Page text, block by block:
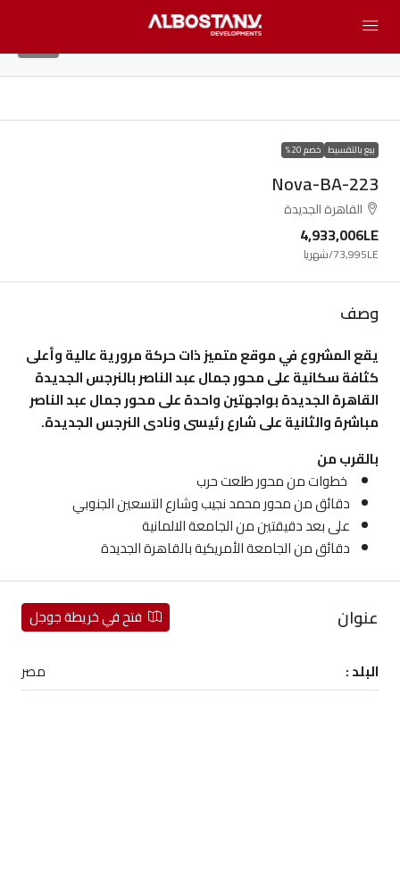
بيع بالتقسيط خصم 20%
Nova-BA-223
القاهرة الجديدة
4,933,006LE
73,995LE/شهريا
وصف
يقع المشروع في موقع متميز ذات حركة مرورية عالية وأعلى
كثافة سكانية على محور جمال عبد الناصر بالنرجس الجديدة
القاهرة الجديدة بواجهتين واحدة على محور جمال عبد الناصر
مباشرة والثانية على شارع رئيسى ونادى النرجس الجديدة.
بالقرب من
خطوات من محور طلعت حرب
دقائق من محور محمد نجيب وشارع التسعين الجنوبي
على بعد دقيقتين من الجامعة الالمانية
دقائق من الجامعة الأمريكية بالقاهرة الجديدة
عنوان فتح في خريطة جوجل
البلد : مصر